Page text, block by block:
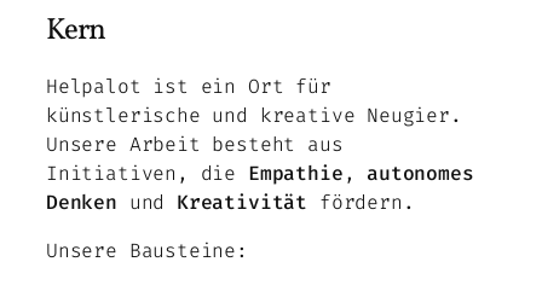
Kern
Helpalot ist ein Ort für
künstlerische und kreative Neugier.
Unsere Arbeit besteht aus
Initiativen, die Empathie, autonomes
Denken und Kreativität fördern.
Unsere Bausteine: